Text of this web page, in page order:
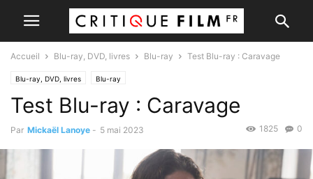
Accueil Blu-ray, DVD, livres Blu-ray Test Blu-ray : Caravage
Blu-ray, DVD, livres Blu-ray
Test Blu-ray : Caravage
Par Mickaël Lanoye - 5 mai 2023 0
1825